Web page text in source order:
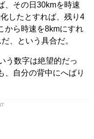
、その日30kmを時速
したとすれば、残り4
から時速を8kmにすれ
、という具合だ。
う数字は絶望的だっ
、自分の背中にへばり